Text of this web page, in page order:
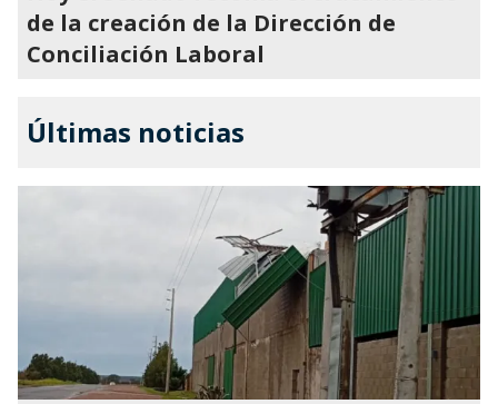
de la creación de la Dirección de
Conciliación Laboral
Últimas noticias